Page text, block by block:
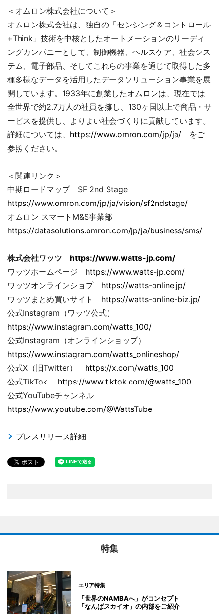
＜オムロン株式会社について＞
オムロン株式会社は、独自の「センシング＆コントロール
+Think」技術を中核としたオートメーションのリーディ
ングカンパニーとして、制御機器、ヘルスケア、社会シス
テム、電子部品、そしてこれらの事業を通じて取得した多
種多様なデータを活用したデータソリューション事業を展
開しています。1933年に創業したオムロンは、現在では
全世界で約2.7万人の社員を擁し、130ヶ国以上で商品・サ
ービスを提供し、よりよい社会づくりに貢献しています。
詳細については、 https://www.omron.com/jp/ja/ をご
参照ください。
＜関連リンク＞
中期ロードマップ SF 2nd Stage
https://www.omron.com/jp/ja/vision/sf2ndstage/
オムロン スマートM&S事業部
https://datasolutions.omron.com/jp/ja/business/sms/
株式会社ワッツ https://www.watts-jp.com/
ワッツホームページ https://www.watts-jp.com/
ワッツオンラインショプ https://watts-online.jp/
ワッツまとめ買いサイト https://watts-online-biz.jp/
公式Instagram（ワッツ公式）
https://www.instagram.com/watts_100/
公式Instagram（オンラインショップ）
https://www.instagram.com/watts_onlineshop/
公式X（旧Twitter） https://x.com/watts_100
公式TikTok https://www.tiktok.com/@watts_100
公式YouTubeチャンネル
https://www.youtube.com/@WattsTube
プレスリリース詳細
特集
エリア特集
「世界のNAMBAへ」がコンセプト
「なんばスカイオ」の内部をご紹介